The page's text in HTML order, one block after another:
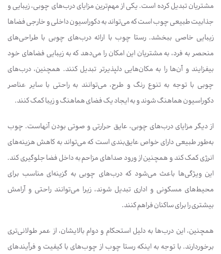
مشتریان تبدیل کرده است. یکی از مهم‌ترین مزایای درب‌های چوبی، زیبایی و
جذابیت طبیعی چوب است که می‌تواند به دکوراسیون داخلی و خارجی فضاها
زیبایی خاصی ببخشد. رستا چوب با ارائه درب‌های چوبی با طراحی‌های
منحصر به فرد، به مشتریان این امکان را می‌دهد که به زیبایی فضاهای خود
بیفزایند و آن‌ها را به مکان‌هایی دلپذیرتر تبدیل کنند. همچنین، درب‌های
چوبی با توجه به تنوع رنگ و طرح، می‌توانند به راحتی با سایر عناصر
دکوراسیون هماهنگ شوند و به ایجاد یک فضای هماهنگ و زیبا کمک کنند.
از دیگر مزایای درب‌های چوبی، عایق حرارتی و صوتی بودن آنهاست. چوب
به‌طور طبیعی دارای خواص عایق‌بندی است که می‌تواند به کاهش هزینه‌های
انرژی کمک کند و همچنین از ورود صداهای مزاحم به داخل فضا جلوگیری کند.
این ویژگی‌ها باعث می‌شود که درب‌های چوبی به گزینه‌ای مناسب برای
محیط‌های مسکونی و اداری تبدیل شوند، زیرا می‌توانند راحتی و آرامش
بیشتری را برای ساکنان فراهم کنند.
همچنین، این درب‌ها به دلیل استحکام و دوام بالایشان، از عمر طولانی‌تری
برخوردارند. با توجه به اینکه رستا چوب از چوب‌های با کیفیت و فرآیندهای